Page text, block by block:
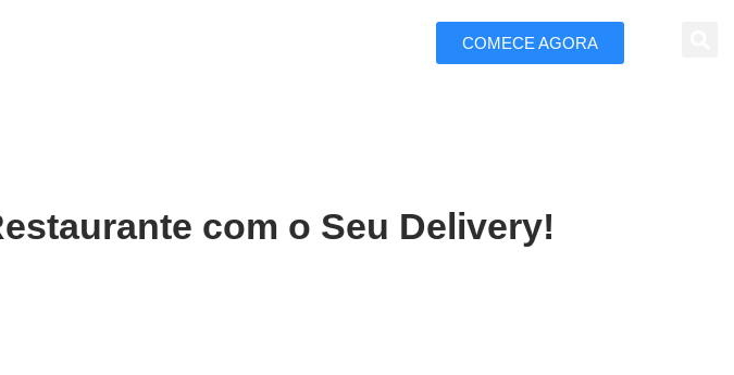
COMECE AGORA
com o Seu Delivery!